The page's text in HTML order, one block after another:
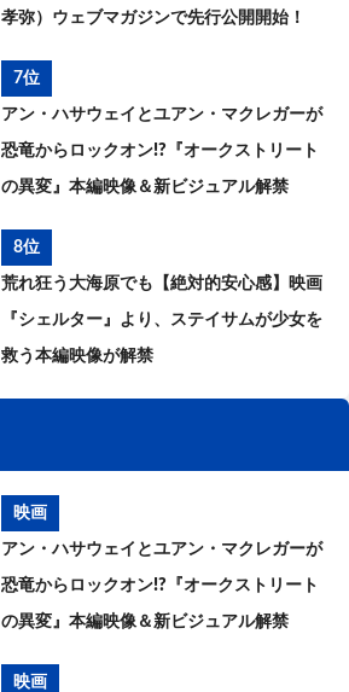
孝弥）ウェブマガジンで先行公開開始！
7位
アン・ハサウェイとユアン・マクレガーが
恐竜からロックオン!?『オークストリート
の異変』本編映像＆新ビジュアル解禁
8位
荒れ狂う大海原でも【絶対的安心感】映画
『シェルター』より、ステイサムが少女を
救う本編映像が解禁
映画
アン・ハサウェイとユアン・マクレガーが
恐竜からロックオン!?『オークストリート
の異変』本編映像＆新ビジュアル解禁
映画